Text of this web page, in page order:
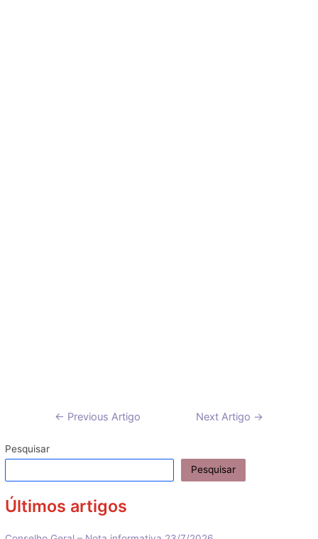
Navegação
artigos
← Previous Artigo Next Artigo →
Pesquisar
Pesquisar
Últimos artigos